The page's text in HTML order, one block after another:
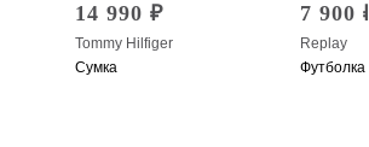
14 990 ₽
Tommy Hilfiger
Сумка
7 900
Replay
Футболка